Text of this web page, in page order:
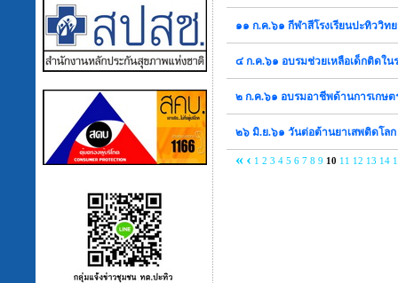
๑๑ ก.ค.๖๑ กีฬาสีโรงเรียนปะทิววิท
๔ ก.ค.๖๑ อบรมช่วยเหลือเด็กติดใน
๒ ก.ค.๖๑ อบรมอาชีพด้านการเกษต
๒๖ มิ.ย.๖๑ วันต่อต้านยาเสพติดโลก
« ‹ 1 2 3 4 5 6 7 8 9 10 11 12 13 14